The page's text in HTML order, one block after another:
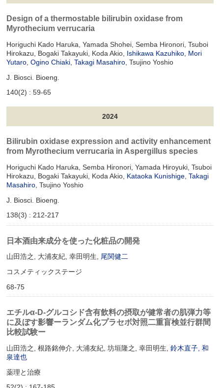
Design of a thermostable bilirubin oxidase from
Myrothecium verrucaria
Horiguchi Kado Haruka, Yamada Shohei, Semba Hironori, Tsuboi
Hirokazu, Bogaki Takayuki, Koda Akio, Ishikawa Kazuhiko Mori
Yutaro ,Ogino Chiaki ,Takagi Masahiro , Tsujino Yoshio
J. Biosci. Bioeng.
140(2) : 59-65
2024
Bilirubin oxidase expression and activity enhancement
from Myrothecium verrucaria in Aspergillus species
Horiguchi Kado Haruka, Semba Hironori, Yamada Hiroyuki, Tsuboi
Hirokazu, Bogaki Takayuki, Koda Akio, Kataoka Kunishige ,Takagi
Masahiro , Tsujino Yoshio
J. Biosci. Bioeng.
138(3) : 212-217
日本酒由来成分を使った化粧品の開発
山田浩之, 大浦友紀, 幸田明生, 尾関健二
コスメティックステージ
68-75
エチルα‐D‐グルコシド含有飲料の摂取が健常者の肌弾力等
に及ぼす影響ーランダム化プラセボ対照二重盲検並行群間
比較試験ー
山田浩之, 根路銘伸介, 大浦友紀, 坊垣隆之, 幸田明生,鈴木直子 ,和
泉達也
薬理と治療